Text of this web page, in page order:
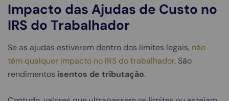
Impacto das Ajudas de Custo no
IRS do Trabalhador
Se as ajudas estiverem dentro dos limites legais, não
têm qualquer impacto no IRS do trabalhador. São
rendimentos isentos de tributação.